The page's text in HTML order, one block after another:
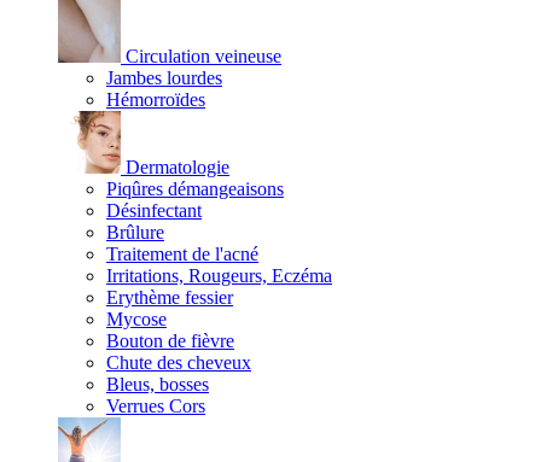
Circulation veineuse
Jambes lourdes
Hémorroïdes
Dermatologie
Piqûres démangeaisons
Désinfectant
Brûlure
Traitement de l'acné
Irritations, Rougeurs, Eczéma
Erythème fessier
Mycose
Bouton de fièvre
Chute des cheveux
Bleus, bosses
Verrues Cors